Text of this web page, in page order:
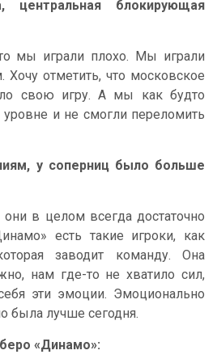
центральная блокирующая
мы играли плохо. Мы играли
отметить, что московское
свою игру. А мы как будто
и не смогли переломить
у соперниц было больше
в целом всегда достаточно
есть такие игроки, как
заводит команду. Она
нам где-то не хватило сил,
эти эмоции. Эмоционально
была лучше сегодня.
«Динамо»: